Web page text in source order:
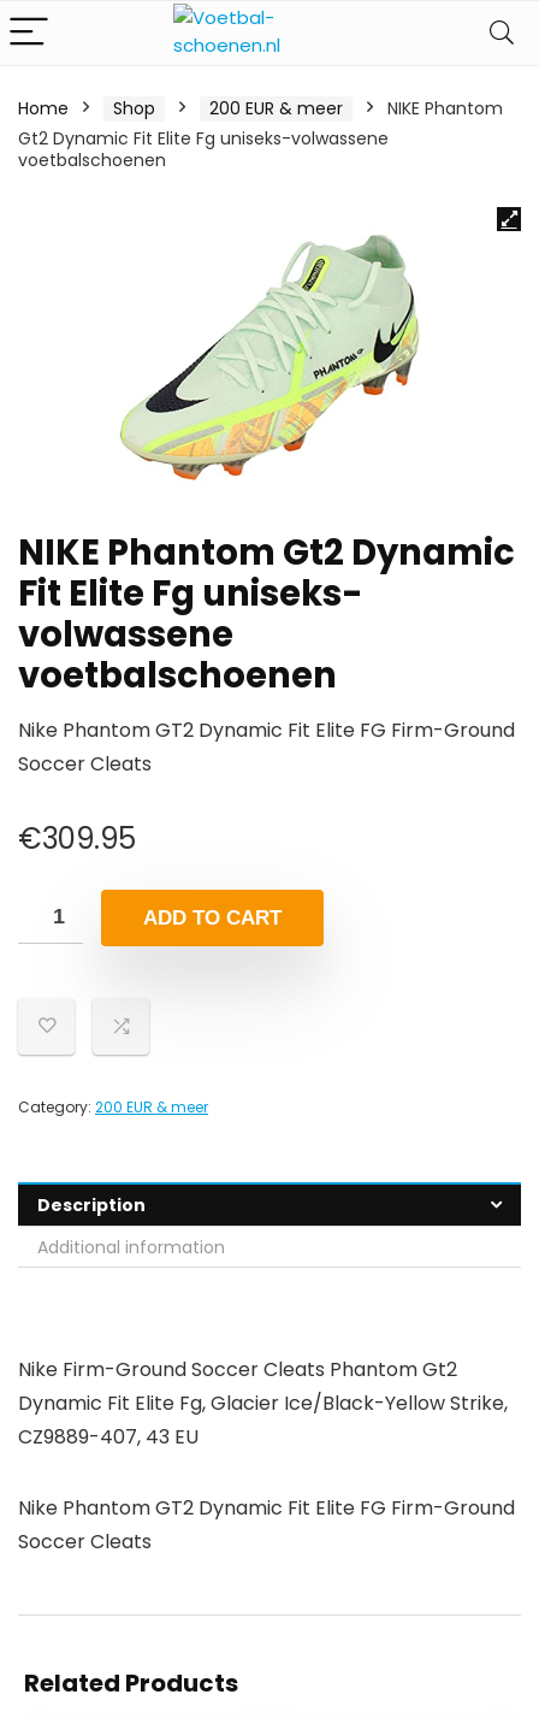
Home Shop 200 EUR & meer
NIKE Phantom
Gt2 Dynamic Fit Elite Fg uniseks-volwassene
voetbalschoenen
NIKE Phantom Gt2 Dynamic
Fit Elite Fg uniseks-
volwassene
voetbalschoenen
Nike Phantom GT2 Dynamic Fit Elite FG Firm-Ground
Soccer Cleats
€309.95
ADD TO CART
Category: 200 EUR & meer
Description
Additional information
Nike Firm-Ground Soccer Cleats Phantom Gt2
Dynamic Fit Elite Fg, Glacier Ice/Black-Yellow Strike,
CZ9889-407, 43 EU
Nike Phantom GT2 Dynamic Fit Elite FG Firm-Ground
Soccer Cleats
Related Products